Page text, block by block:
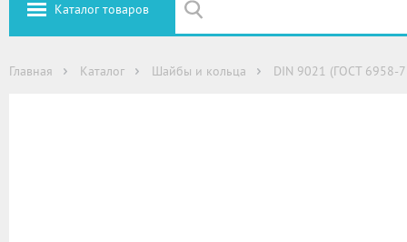
Каталог товаров
Главная Каталог Шайбы и кольца DIN 9021 (ГОСТ 6958-